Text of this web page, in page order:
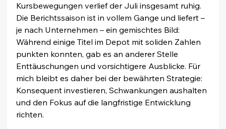
Kursbewegungen verlief der Juli insgesamt ruhig.
Die Berichtssaison ist in vollem Gange und liefert –
je nach Unternehmen – ein gemischtes Bild:
Während einige Titel im Depot mit soliden Zahlen
punkten konnten, gab es an anderer Stelle
Enttäuschungen und vorsichtigere Ausblicke. Für
mich bleibt es daher bei der bewährten Strategie:
Konsequent investieren, Schwankungen aushalten
und den Fokus auf die langfristige Entwicklung
richten.